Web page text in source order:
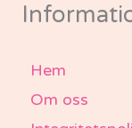
Hem
Om oss